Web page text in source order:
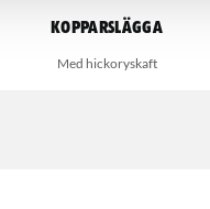
Kopparslägga
Med hickoryskaft